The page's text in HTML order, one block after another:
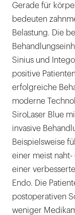
Gerade für
bedeuten
Belastung. Die
Sinius und
positive
erfolgreiche
moderne
SiroLaser Blue
invasive
Beispielsweise
einer meist
einer
Endo. Die
postoperativen
weniger